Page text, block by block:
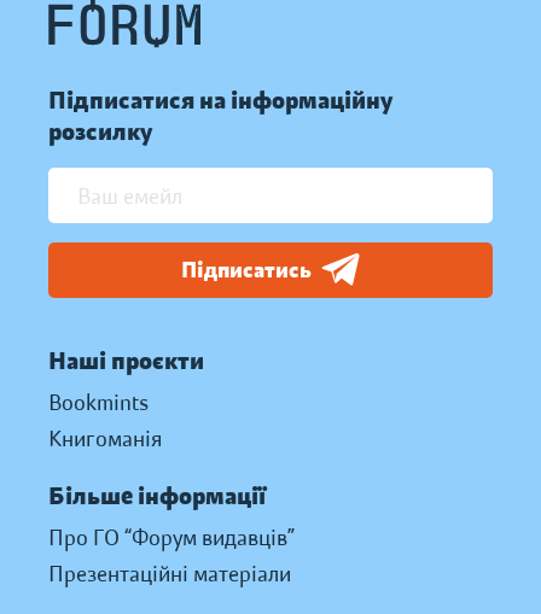
Підписатися на інформаційну
розсилку
Підписатись
Наші проєкти
Bookmints
Книгоманія
Більше інформації
Про ГО “Форум видавців”
Презентаційні матеріали